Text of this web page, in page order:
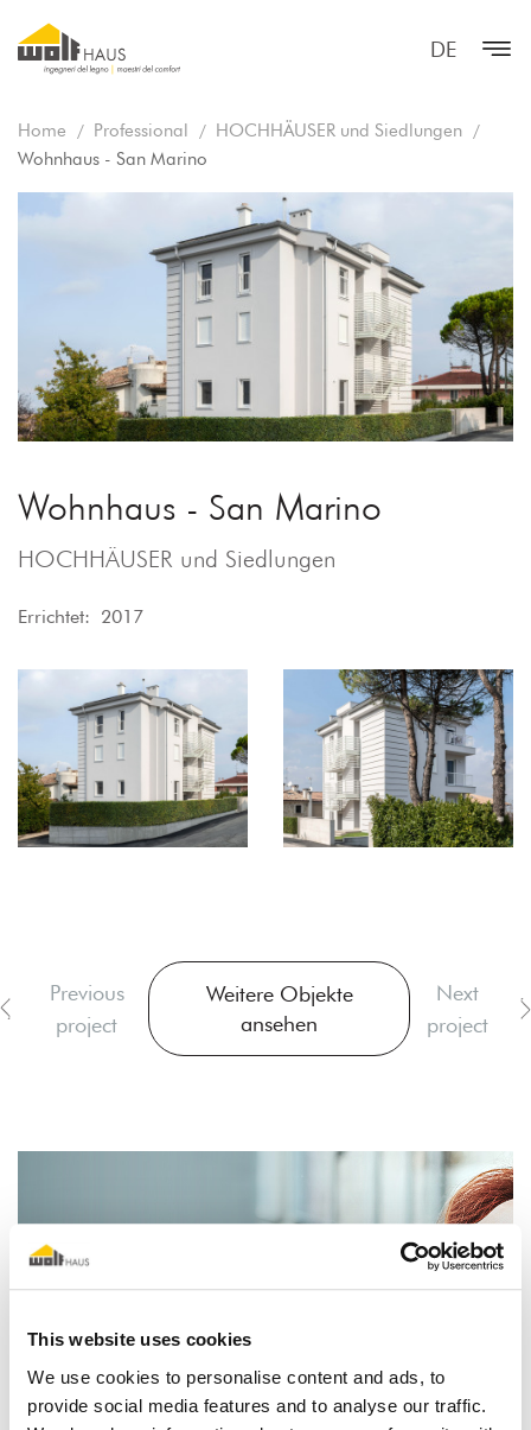
This website uses cookies
We use cookies to personalise content and ads, to
provide social media features and to analyse our traffic.
DE
Home Professional
HOCHHÄUSER und Siedlungen
Wohnhaus - San Marino
Wohnhaus - San Marino
HOCHHÄUSER und Siedlungen
Errichtet: 2017
Previous
project
Weitere Objekte
ansehen
Next
project
Der Traum vom Holz-
Mehr erfahren